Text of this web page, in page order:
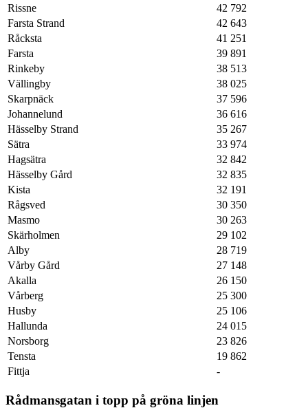
Rissne
42 792
Farsta Strand
42 643
Råcksta
41 251
Farsta
39 891
Rinkeby
38 513
Vällingby
38 025
Skarpnäck
37 596
Johannelund
36 616
Hässelby Strand
35 267
Sätra
33 974
Hagsätra
32 842
Hässelby Gård
32 835
Kista
32 191
Rågsved
30 350
Masmo
30 263
Skärholmen
29 102
Alby
28 719
Vårby Gård
27 148
Akalla
26 150
Vårberg
25 300
Husby
25 106
Hallunda
24 015
Norsborg
23 826
Tensta
19 862
Fittja
-
Rådmansgatan i topp på gröna linjen